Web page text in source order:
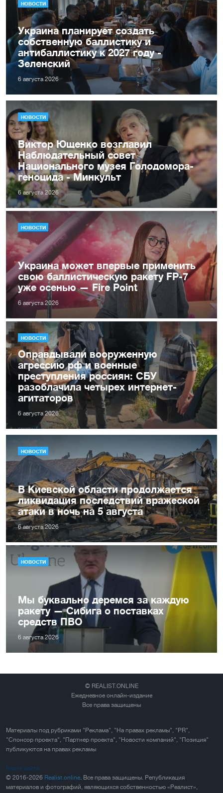
НОВОСТИ
Украина планирует создать
собственную баллистику и
антибаллистику к 2027 году -
Зеленский
6 августа 2026
НОВОСТИ
Виктор Ющенко возглавил
Наблюдательный совет
Национального музея Голодомора-
геноцида - Минкульт
6 августа 2026
НОВОСТИ
Украина может впервые применить
свою баллистическую ракету FP-7
уже осенью — Fire Point
6 августа 2026
НОВОСТИ
Оправдывали вооруженную
агрессию рф и военные
преступления россиян: СБУ
разоблачила четырех интернет-
агитаторов
6 августа 2026
НОВОСТИ
В Киевской области продолжается
ликвидация последствий вражеской
атаки в ночь на 5 августа
6 августа 2026
НОВОСТИ
Мы буквально деремся за каждую
ракету — Сибига о поставках
средств ПВО
6 августа 2026
© REALIST.ONLINE
Ежедневное онлайн-издание
Все права защищены
Материалы под рубриками "Реклама", "На правах рекламы", "PR",
"Спонсор проекта", "Партнер проекта", "Новости компаний", "Позиция"
публикуются на правах рекламы
Карта сайта
© 2016-2026 Realist.online. Все права защищены. Републикация
материалов и фотографий, являющихся собственностью «Реалист»,